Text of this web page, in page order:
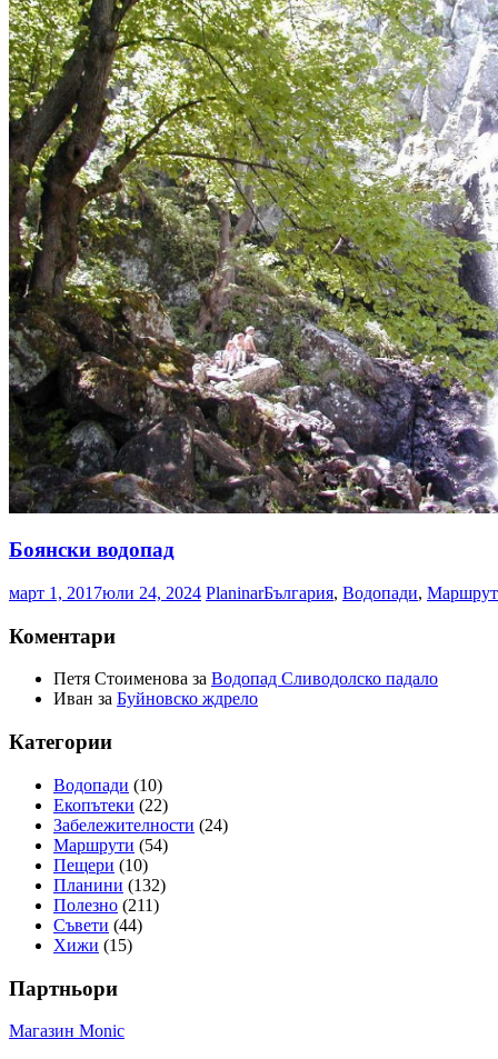
Боянски водопад
март 1, 2017юли 24, 2024 PlaninarБългария, Водопади,
Коментари
Петя Стоименова за Водопад Сливодолско падало
Иван за Буйновско ждрело
Категории
Водопади (10)
Екопътеки (22)
Забележителности (24)
Маршрути (54)
Пещери (10)
Планини (132)
Полезно (211)
Съвети (44)
Хижи (15)
Партньори
Магазин Monic